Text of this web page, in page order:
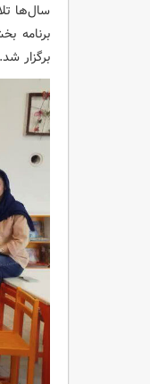
سال‌ها
برنامه
برگزار شد.